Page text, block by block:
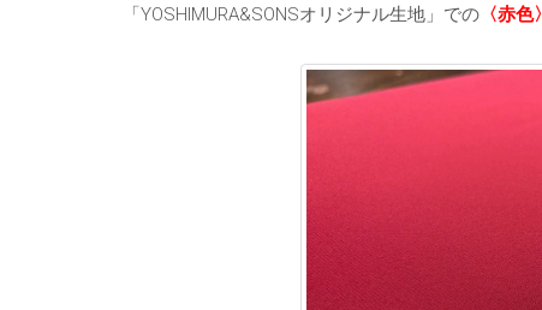
「YOSHIMURA&SONSオリジナル生地」での 〈赤色〉